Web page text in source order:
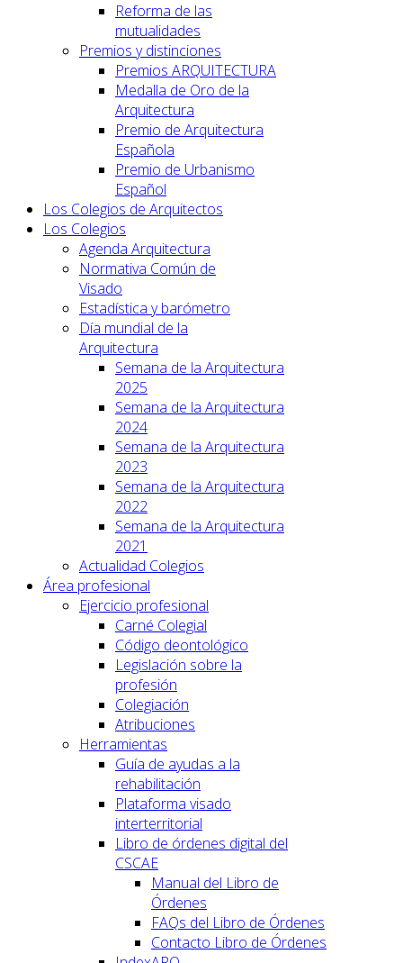
Reforma de las
mutualidades
Premios y distinciones
Premios ARQUITECTURA
Medalla de Oro de la
Arquitectura
Premio de Arquitectura
Española
Premio de Urbanismo
Español
Los Colegios de Arquitectos
Los Colegios
Agenda Arquitectura
Normativa Común de
Visado
Estadística y barómetro
Día mundial de la
Arquitectura
Semana de la Arquitectura
2025
Semana de la Arquitectura
2024
Semana de la Arquitectura
2023
Semana de la Arquitectura
2022
Semana de la Arquitectura
2021
Actualidad Colegios
Área profesional
Ejercicio profesional
Carné Colegial
Código deontológico
Legislación sobre la
profesión
Colegiación
Atribuciones
Herramientas
Guía de ayudas a la
rehabilitación
Plataforma visado
interterritorial
Libro de órdenes digital del
CSCAE
Manual del Libro de
Órdenes
FAQs del Libro de Órdenes
Contacto Libro de Órdenes